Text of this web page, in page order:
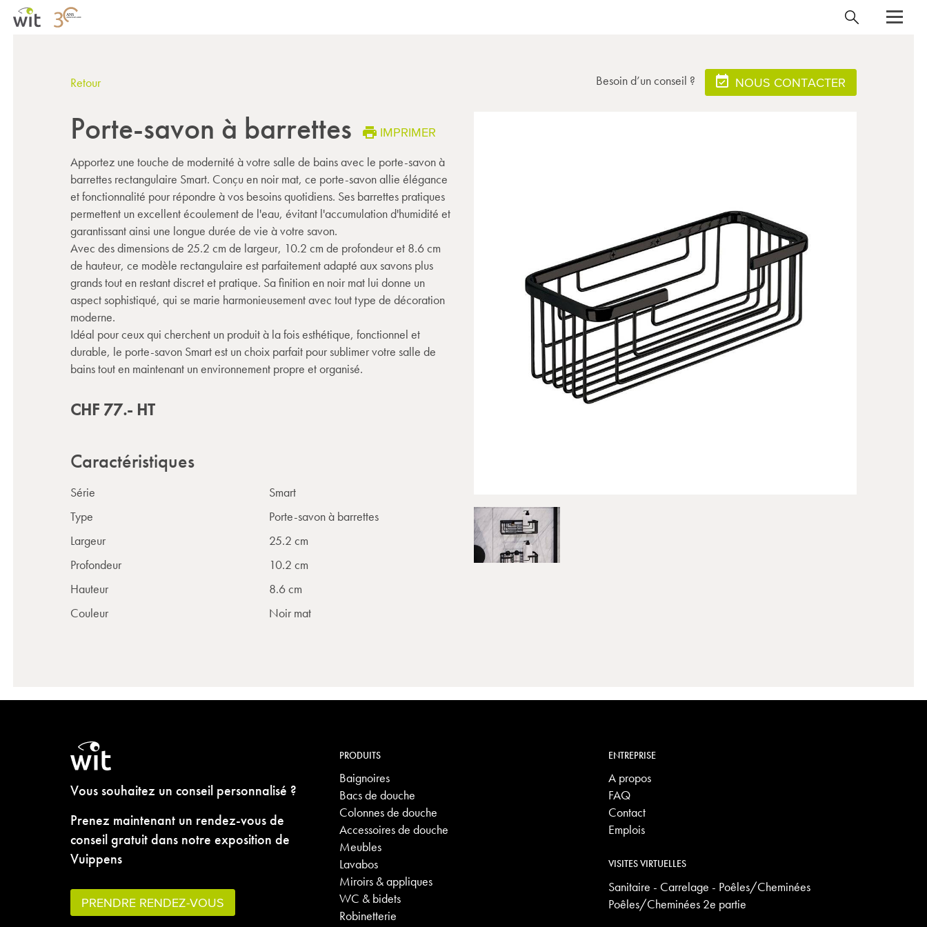
Retour Besoin d’un conseil ? NOUS CONTACTER
Porte-savon à barrettes IMPRIMER
Apportez une touche de modernité à votre salle de bains avec le porte-savon à
barrettes rectangulaire Smart. Conçu en noir mat, ce porte-savon allie élégance
et fonctionnalité pour répondre à vos besoins quotidiens. Ses barrettes pratiques
permettent un excellent écoulement de l'eau, évitant l'accumulation d'humidité et
garantissant ainsi une longue durée de vie à votre savon.
Avec des dimensions de 25.2 cm de largeur, 10.2 cm de profondeur et 8.6 cm
de hauteur, ce modèle rectangulaire est parfaitement adapté aux savons plus
grands tout en restant discret et pratique. Sa finition en noir mat lui donne un
aspect sophistiqué, qui se marie harmonieusement avec tout type de décoration
moderne.
Idéal pour ceux qui cherchent un produit à la fois esthétique, fonctionnel et
durable, le porte-savon Smart est un choix parfait pour sublimer votre salle de
bains tout en maintenant un environnement propre et organisé.
CHF 77.- HT
Caractéristiques
Série
Smart
Type
Porte-savon à barrettes
Largeur
25.2 cm
Profondeur
10.2 cm
Hauteur
8.6 cm
Couleur
Noir mat
Vous souhaitez un conseil personnalisé ?
Prenez maintenant un rendez-vous de
conseil gratuit dans notre exposition de
Vuippens
PRENDRE RENDEZ-VOUS
PRODUITS
Baignoires
Bacs de douche
Colonnes de douche
Accessoires de douche
Meubles
Lavabos
Miroirs & appliques
WC & bidets
Robinetterie
ENTREPRISE
A propos
FAQ
Contact
Emplois
VISITES VIRTUELLES
Sanitaire - Carrelage - Poêles/Cheminées
Poêles/Cheminées 2e partie